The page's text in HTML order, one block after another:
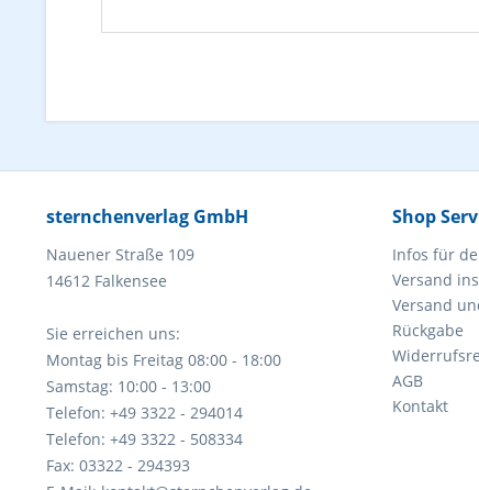
sternchenverlag GmbH
Nauener Straße 109
14612 Falkensee
Sie erreichen uns:
Montag bis Freitag 08:00 - 18:00
Samstag: 10:00 - 13:00
Telefon: +49 3322 - 294014
Telefon: +49 3322 - 508334
Fax: 03322 - 294393
Shop
Infos für
Versand
Versand
Rückgabe
AGB
Kontakt